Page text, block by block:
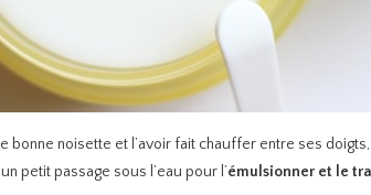
bonne noisette et l’avoir fait chauffer entre ses
un petit passage sous l’eau pour l’émulsionner et le